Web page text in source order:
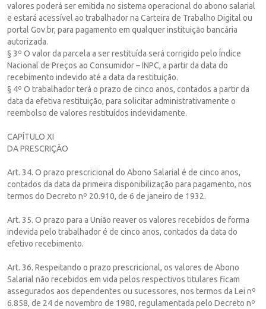
valores poderá ser emitida no sistema operacional do abono salarial
e estará acessível ao trabalhador na Carteira de Trabalho Digital ou
portal Gov.br, para pagamento em qualquer instituição bancária
autorizada.
§ 3º O valor da parcela a ser restituída será corrigido pelo Índice
Nacional de Preços ao Consumidor – INPC, a partir da data do
recebimento indevido até a data da restituição.
§ 4º O trabalhador terá o prazo de cinco anos, contados a partir da
data da efetiva restituição, para solicitar administrativamente o
reembolso de valores restituídos indevidamente.
CAPÍTULO XI
DA PRESCRIÇÃO
Art. 34. O prazo prescricional do Abono Salarial é de cinco anos,
contados da data da primeira disponibilização para pagamento, nos
termos do Decreto nº 20.910, de 6 de janeiro de 1932.
Art. 35. O prazo para a União reaver os valores recebidos de forma
indevida pelo trabalhador é de cinco anos, contados da data do
efetivo recebimento.
Art. 36. Respeitando o prazo prescricional, os valores de Abono
Salarial não recebidos em vida pelos respectivos titulares ficam
assegurados aos dependentes ou sucessores, nos termos da Lei nº
6.858, de 24 de novembro de 1980, regulamentada pelo Decreto nº